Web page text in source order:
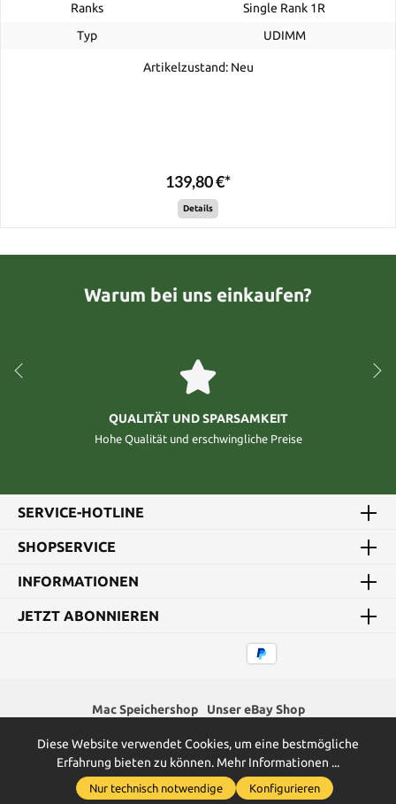
Ranks
Single Rank 1R
Typ
UDIMM
Artikelzustand: Neu
139,80 €*
Details
Warum bei uns einkaufen?
QUALITÄT UND SPARSAMKEIT
Hohe Qualität und erschwingliche Preise
SERVICE-HOTLINE
SHOPSERVICE
INFORMATIONEN
JETZT ABONNIEREN
Mac Speichershop Unser eBay Shop
* Alle Preise inkl. gesetzl. Mehrwertsteuer zzgl. Versandkosten
ggf. Nachnahmegebühren, wenn nicht anders angegeben.
2026Green Memory
Diese Website verwendet Cookies, um eine bestmögliche
Erfahrung bieten zu können. Mehr Informationen ...
Nur technisch notwendige Konfigurieren